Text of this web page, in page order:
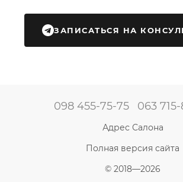
ЗАПИСАТЬСЯ НА
098 455-75-75 063 715-
Адрес Салона
Полная версия сайта
© 2018—2026